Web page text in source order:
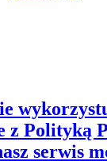
z Polityką
serwis